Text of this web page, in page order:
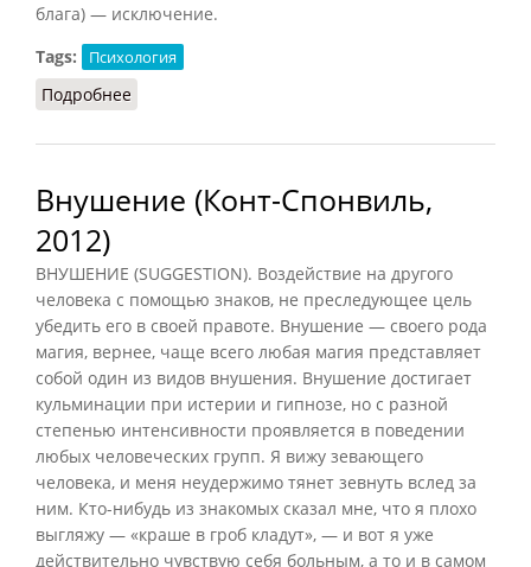
блага) — исключение.
Tags:
Психология
Подробнее
Внушение (Конт-Спонвиль,
2012)
ВНУШЕНИЕ (SUGGESTION). Воздействие на другого
человека с помощью знаков, не преследующее цель
убедить его в своей правоте. Внушение — своего рода
магия, вернее, чаще всего любая магия представляет
собой один из видов внушения. Внушение достигает
кульминации при истерии и гипнозе, но с разной
степенью интенсивности проявляется в поведении
любых человеческих групп. Я вижу зевающего
человека, и меня неудержимо тянет зевнуть вслед за
ним. Кто-нибудь из знакомых сказал мне, что я плохо
выгляжу — «краше в гроб кладут», — и вот я уже
действительно чувствую себя больным, а то и в самом